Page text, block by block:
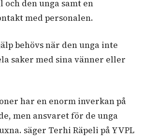
och den unga samt en
med personalen.
behövs när den unga inte
saker med sina vänner eller
har en enorm inverkan på
men ansvaret för de unga
säger Terhi Räpeli på YVPL